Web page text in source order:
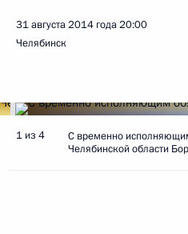
31 августа 2014 года20:00
Челябинск
1 из 4
С временно
Челябинской области